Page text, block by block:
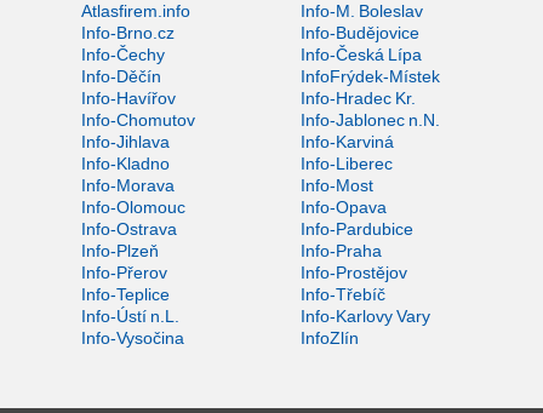
Atlasfirem.info
Info-M. Boleslav
Info-Brno.cz
Info-Budějovice
Info-Čechy
Info-Česká Lípa
Info-Děčín
InfoFrýdek-Místek
Info-Havířov
Info-Hradec Kr.
Info-Chomutov
Info-Jablonec n.N.
Info-Jihlava
Info-Karviná
Info-Kladno
Info-Liberec
Info-Morava
Info-Most
Info-Olomouc
Info-Opava
Info-Ostrava
Info-Pardubice
Info-Plzeň
Info-Praha
Info-Přerov
Info-Prostějov
Info-Teplice
Info-Třebíč
Info-Ústí n.L.
Info-Karlovy Vary
Info-Vysočina
InfoZlín